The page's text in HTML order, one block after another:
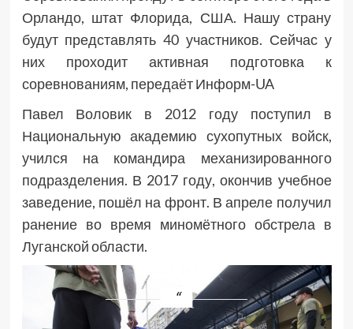
Орландо, штат Флорида, США. Нашу страну
будут представлять 40 участников. Сейчас у
них проходит активная подготовка к
соревнованиям, передаёт Информ-UA
Павел Воловик в 2012 году поступил в
Национальную академию сухопутных войск,
учился на командира механизированного
подразделения. В 2017 году, окончив учебное
заведение, пошёл на фронт. В апреле получил
ранение во время миномётного обстрела в
Луганской области.